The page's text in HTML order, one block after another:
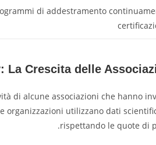
di addestramento
La Crescita delle
di alcune associazioni che hanno
organizzazioni utilizzano dati
rispettando le quote di